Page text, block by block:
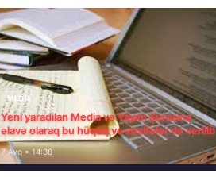
MEDİA
Yeni yaradılan Media və Yayım Şurasına
əlavə olaraq bu hüquq və vəzifələr də verilib
7 Avq • 14:38